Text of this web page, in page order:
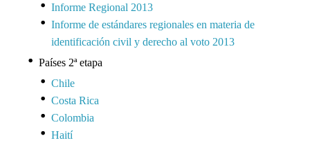
Informe Regional 2013
Informe de estándares regionales en materia de
identificación civil y derecho al voto 2013
Países 2ª etapa
Chile
Costa Rica
Colombia
Haití